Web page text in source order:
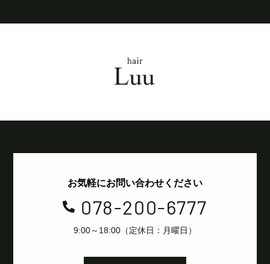
お気軽にお問い合わせください
 078-200-6777
9:00～18:00（定休日：月曜日）